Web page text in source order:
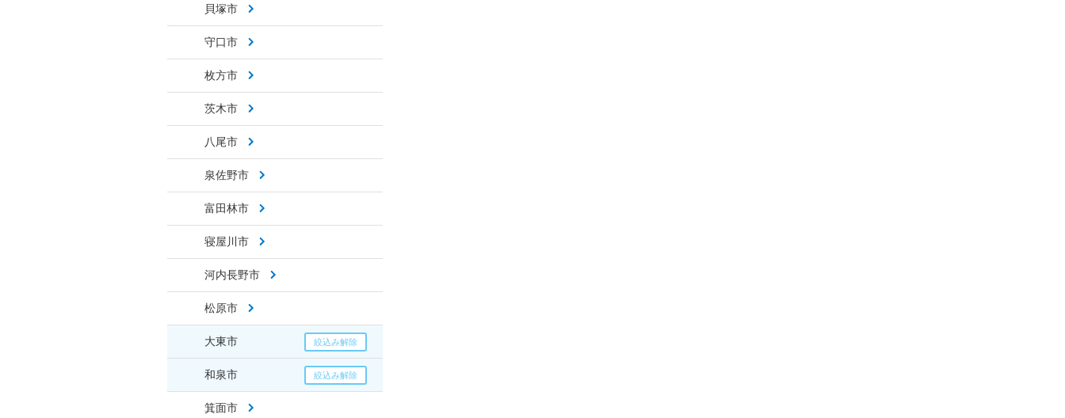
貝塚市
守口市
枚方市
茨木市
八尾市
泉佐野市
富田林市
寝屋川市
河内長野市
松原市
大東市
和泉市
箕面市